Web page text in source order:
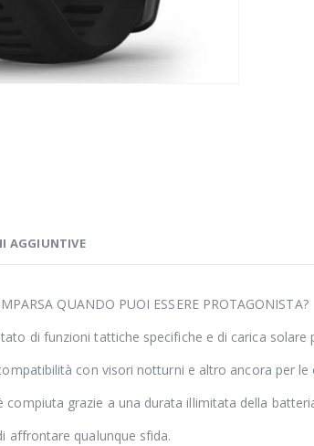
AGGIUNTIVE
QUANDO PUOI ESSERE PROTAGONISTA?
di funzioni tattiche specifiche e di carica
con visori notturni e altro ancora per le
compiuta grazie a una durata illimitata della
affrontare qualunque sfida.